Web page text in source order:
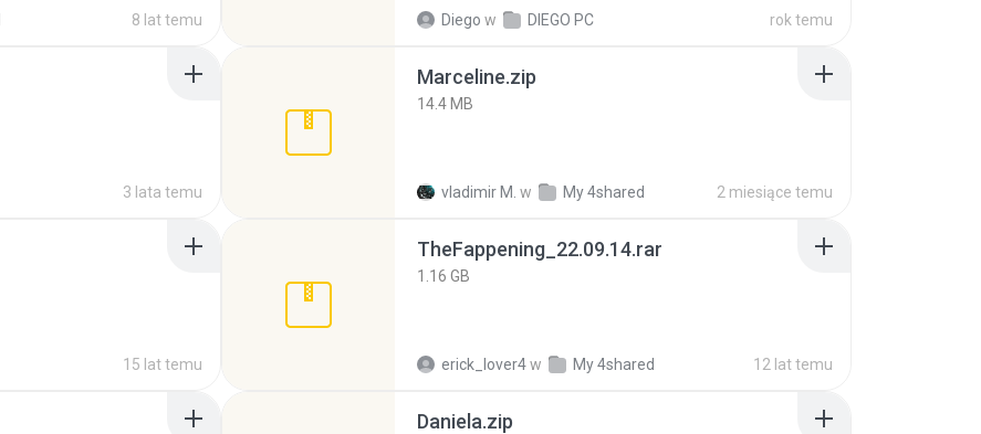
8 lat temu Diego w DIEGO PC rok temu
3 lata temu
Marceline.zip
14.4 MB
vladimir M. w My 4shared 2 miesiące temu
15 lat temu
TheFappening_22.09.14.rar
1.16 GB
erick_lover4w My 4shared 12 lat temu
Daniela.zip